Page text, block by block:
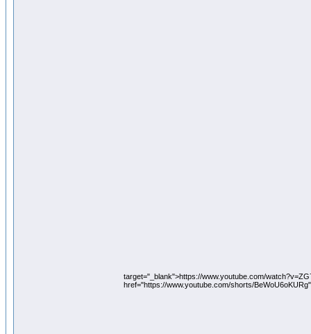
target="_blank">https://www.youtube.com/
href="https://www.youtube.com/shorts/